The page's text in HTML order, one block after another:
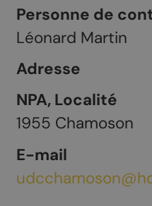
Personne de
Léonard Martin
Adresse
NPA, Localité
1955 Chamoson
E-mail